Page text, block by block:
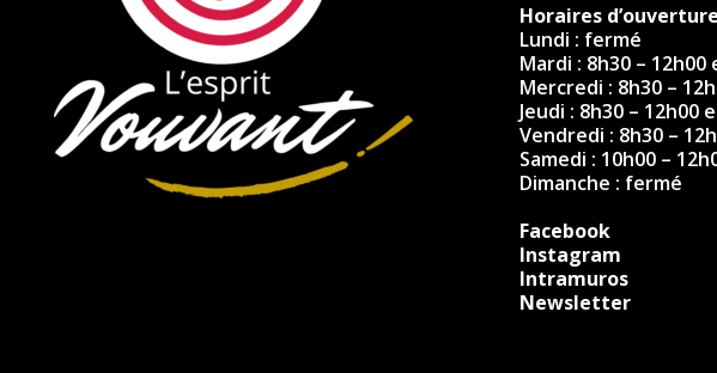
Horaires
Lundi : fermé
Mardi : 8h30 – 12h00
Mercredi : 8h30 –
Jeudi : 8h30 – 12h00
Vendredi : 8h30 –
Samedi : 10h00 –
Dimanche : fermé
Facebook
Instagram
Intramuros
Newsletter